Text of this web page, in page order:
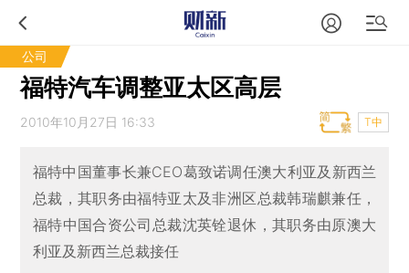
公司
福特汽车调整亚太区高层
2010年10月27日 16:33 T中
福特中国董事长兼CEO葛致诺调任澳大利亚及新西兰
总裁，其职务由福特亚太及非洲区总裁韩瑞麒兼任，
福特中国合资公司总裁沈英铨退休，其职务由原澳大
利亚及新西兰总裁接任